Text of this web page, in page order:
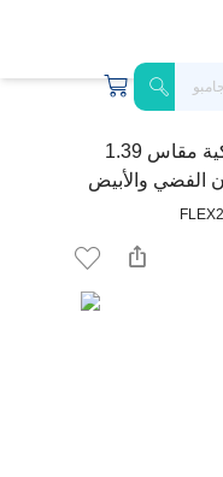
ساعة هاي فيوتشر FLEX2 الذكية مقاس 1.39
الفضي والأبيض